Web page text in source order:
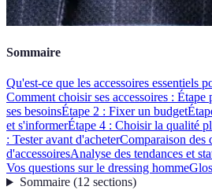
Sommaire
Qu'est-ce que les accessoires essentiels
Comment choisir ses accessoires : Étape
ses besoinsÉtape 2 : Fixer un budget
et s'informerÉtape 4 : Choisir la qualité
: Tester avant d'acheterComparaison des
d'accessoiresAnalyse des tendances et
Vos questions sur le dressing homme
Sommaire(12 sections)